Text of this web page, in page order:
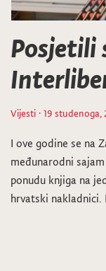
Posjetili
Vijesti · 19 studenoga,
I ove godine se na
međunarodni
ponudu knjiga na
hrvatski